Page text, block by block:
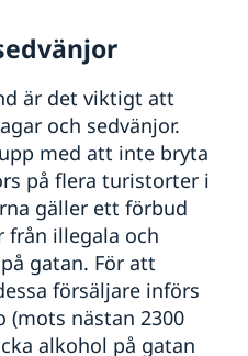
är det viktigt att
och sedvänjor.
med att inte bryta
på flera turistorter i
gäller ett förbud
från illegala och
gatan. För att
försäljare införs
(mots nästan 2300
alkohol på gatan